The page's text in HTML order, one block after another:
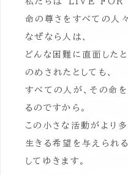
命の尊さをすべての人
なぜなら人は、
どんな困難に直面した
のめされたとしても、
すべての人が、その命
るのですから。
この小さな活動がより多
生きる希望を与えられ
してゆきます。